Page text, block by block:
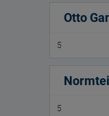
Otto
5
5